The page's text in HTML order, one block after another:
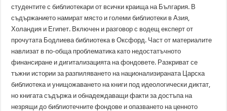
студентите с библиотекари от всички краища на България. В
съдържанието намират място и големи библиотеки в Азия,
Холандия и Египет. Включен и разговор с водещ експерт от
прочутата Бодлиева библиотека в Оксфорд. Част от материалите
навлизат в по-обща проблематика като недостатъчното
финансиране и дигитализацията на фондовете. Разкриват се
тъжни истории за разпиляването на национализираната Царска
библиотека и унищожаването на книги под идеологически диктат,
но книгата съдържа и обнадеждаващи факти за достъпа на
незрящи до библиотечните фондове и опазването на ценното